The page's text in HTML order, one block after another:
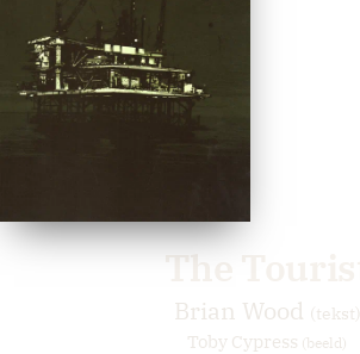
The Tourist
Brian Wood (tekst)
Toby Cypress (beeld)